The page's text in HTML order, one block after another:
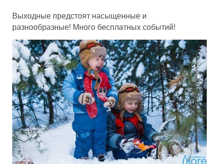
Выходные предстоят насыщенные и
разнообразные! Много бесплатных событий!